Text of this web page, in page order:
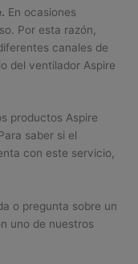
En ocasiones
Por esta razón,
canales de
del ventilador Aspire
productos Aspire
saber si el
con este servicio,
o pregunta sobre un
uno de nuestros